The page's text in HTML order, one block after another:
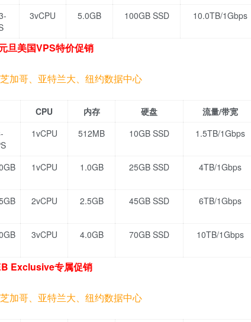
3vCPU 5.0GB 100GB SSD 10.0TB/1Gbps
旦美国VPS特价促销
加哥、亚特兰大、纽约数据中心
CPU 内存 硬盘 流量/带宽
1vCPU 512MB 10GB SSD 1.5TB/1Gbps
1vCPU 1.0GB 25GB SSD 4TB/1Gbps
2vCPU 2.5GB 45GB SSD 6TB/1Gbps
3vCPU 4.0GB 70GB SSD 10TB/1Gbps
Exclusive专属促销
加哥、亚特兰大、纽约数据中心